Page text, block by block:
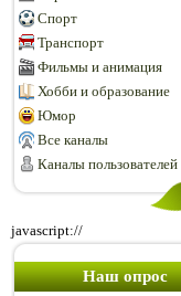
Спорт
Транспорт
Фильмы и анимация
Хобби и образование
Юмор
Все каналы
Каналы пользователей
javascript://
Наш опрос